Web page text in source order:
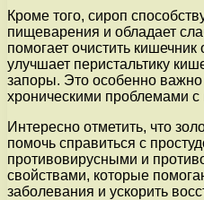
Кроме того, сироп
пищеварения и обладает
помогает очистить
улучшает перистальтику
запоры. Это особенно
хроническими проблемами
Интересно отметить, что
помочь справиться с
противовирусными и
свойствами, которые
заболевания и ускорить